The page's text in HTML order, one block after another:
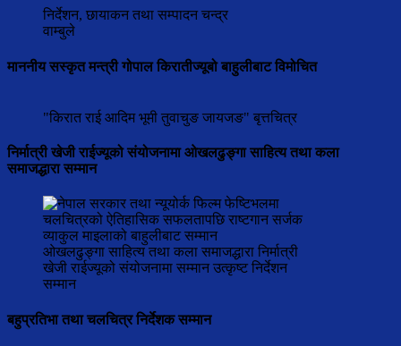
निर्देशन, छायाकन तथा सम्पादन चन्द्र
वाम्बुले
माननीय सस्कृत मन्त्री गोपाल किरातीज्यूबो बाहुलीबाट विमोचित
"किरात राई आदिम भूमी तुवाचुङ जायजङ" बृत्तचित्र
निर्मात्री खेजी राईज्यूको संयोजनामा ओखलढुङ्गा साहित्य तथा कला
समाजद्धारा सम्मान
ओखलढुङ्गा साहित्य तथा कला समाजद्धारा निर्मात्री
खेजी राईज्यूको संयोजनामा सम्मान उत्कृष्ट निर्देशन
सम्मान
बहुप्रतिभा तथा चलचित्र निर्देशक सम्मान